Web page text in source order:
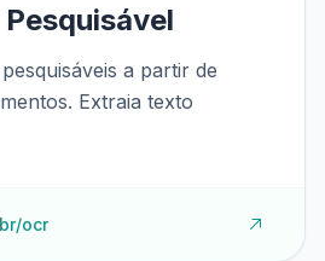
Pesquisável
a partir de
Extraia texto
ocr